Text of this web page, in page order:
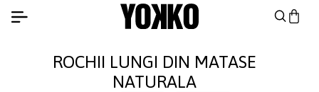
ROCHII LUNGI DIN MATASE
NATURALA